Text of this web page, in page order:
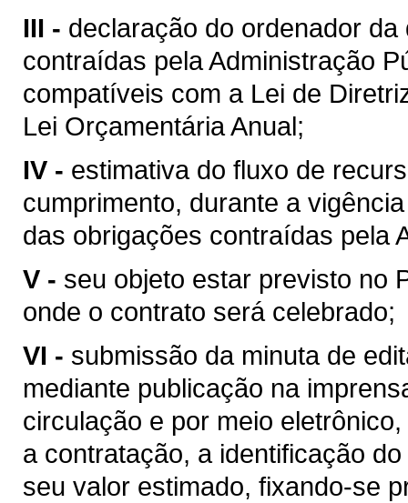
III - declaração do ordenador
contraídas pela Administração
compatíveis com a Lei de
Lei Orçamentária Anual;
IV - estimativa do fluxo de
cumprimento, durante a
das obrigações contraídas pela
V - seu objeto estar previsto no
onde o contrato será celebrado;
VI - submissão da minuta de
mediante publicação na
circulação e por meio
a contratação, a identificação
seu valor estimado, fixando-se